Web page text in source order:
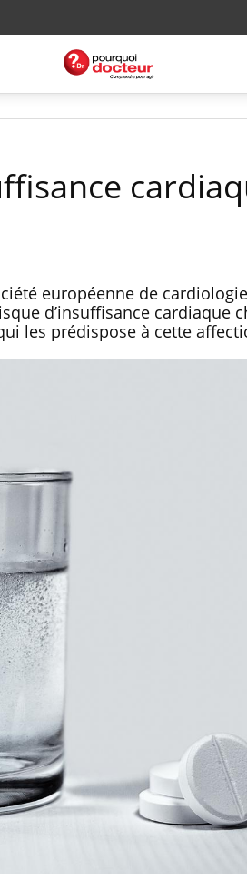
européenne de
d’insuffisance cardiaque
les prédispose à cette